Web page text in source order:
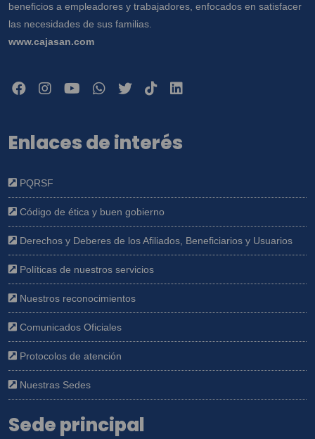
beneficios a empleadores y trabajadores, enfocados en satisfacer
las necesidades de sus familias.
www.cajasan.com
Enlaces de interés
PQRSF
Código de ética y buen gobierno
Derechos y Deberes de los Afiliados, Beneficiarios y Usuarios
Políticas de nuestros servicios
Nuestros reconocimientos
Comunicados Oficiales
Protocolos de atención
Nuestras Sedes
Sede principal